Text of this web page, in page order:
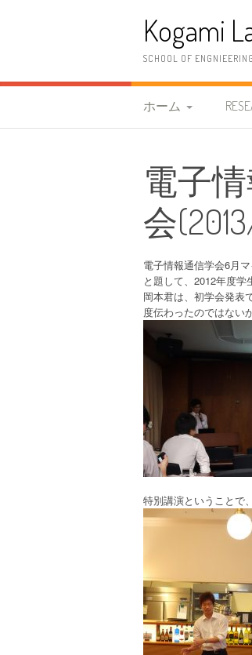
へ
ッ
Kogami
SCHOOL OF
ホーム
2026年度 清水研
案内情報
2023年度 古神研
内情報
更新履歴
研
研
電子
会
電子情報通信学会6月
と題して、2012年度学
岡本君は、初学会発表
度伝わったのではない
特別講演ということで